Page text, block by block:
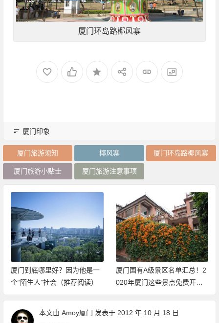
厦门环岛路椰风寨
厦门印象
厦门旅游须知 椰风寨 厦门环岛路椰风寨
厦门旅游小贴士 厦门旅游注意事项
厦门到底哪里好？因为他是一
个“陌生人”社会（推荐阅读）
厦门国有A级景区名单汇总！2
020年厦门这些景点免费开放
（持续更新中）
本文由 Amoy厦门 发表于 2012 年 10 月 18 日